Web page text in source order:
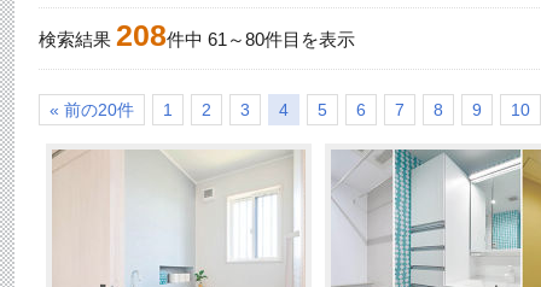
検索結果 208件中 61 ～80件目を表示
« 前の20件 1 2 3 4 5 6 7 8 9 10